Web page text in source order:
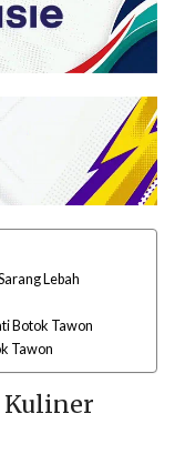
Lebah
Botok Tawon
Tawon
Kuliner